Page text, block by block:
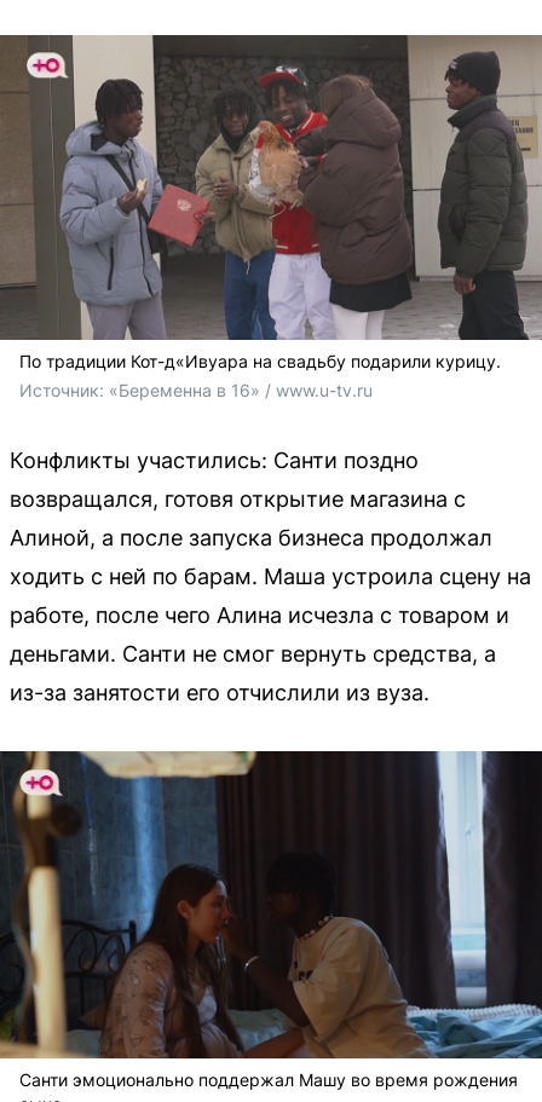
По традиции Кот-д«Ивуара на свадьбу подарили курицу.
Источник: «Беременна в 16» / www.u-tv.ru
Конфликты участились: Санти поздно
возвращался, готовя открытие магазина с
Алиной, а после запуска бизнеса продолжал
ходить с ней по барам. Маша устроила сцену на
работе, после чего Алина исчезла с товаром и
деньгами. Санти не смог вернуть средства, а
из-за занятости его отчислили из вуза.
Санти эмоционально поддержал Машу во время рождения